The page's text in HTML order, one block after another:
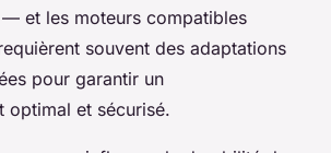
et les moteurs compatibles
souvent des adaptations
pour garantir un
optimal et sécurisé.